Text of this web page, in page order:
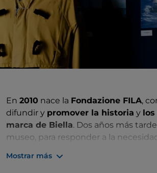
En 2010 nace la Fondazione FILA,
difundir y promover la historia y
marca de Biella. Dos años más
museo, para responder a la
Mostrar más